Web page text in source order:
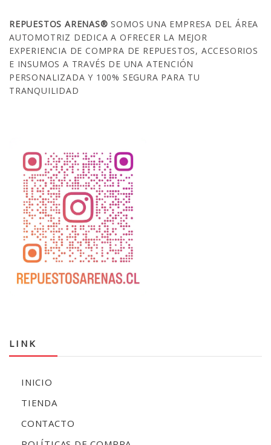
REPUESTOS ARENAS®SOMOS UNA EMPRESA DEL ÁREA
AUTOMOTRIZ DEDICA A OFRECER LA MEJOR
EXPERIENCIA DE COMPRA DE REPUESTOS, ACCESORIOS
E INSUMOS A TRAVÉS DE UNA ATENCIÓN
PERSONALIZADA Y 100% SEGURA PARA TU
TRANQUILIDAD
LINK
INICIO
TIENDA
CONTACTO